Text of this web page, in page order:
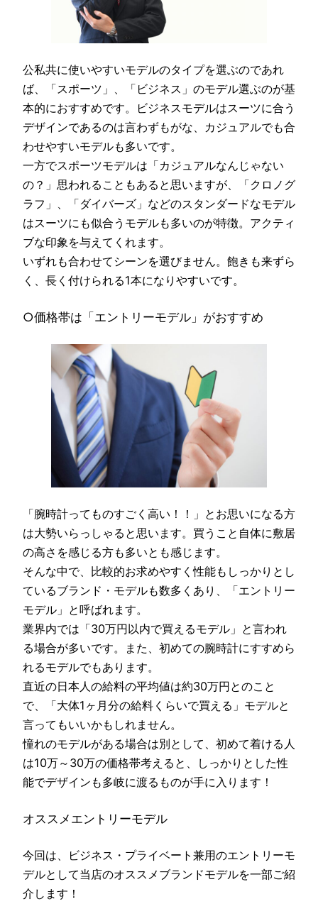
公私共に使いやすいモデルのタイプを選ぶのであれ
ば、「スポーツ」、「ビジネス」のモデル選ぶのが基
本的におすすめです。ビジネスモデルはスーツに合う
デザインであるのは言わずもがな、カジュアルでも合
わせやすいモデルも多いです。
一方でスポーツモデルは「カジュアルなんじゃない
の？」思われることもあると思いますが、「クロノグ
ラフ」、「ダイバーズ」などのスタンダードなモデル
はスーツにも似合うモデルも多いのが特徴。アクティ
ブな印象を与えてくれます。
いずれも合わせてシーンを選びません。飽きも来ずら
く、長く付けられる1本になりやすいです。
○価格帯は「エントリーモデル」がおすすめ
「腕時計ってものすごく高い！！」とお思いになる方
は大勢いらっしゃると思います。買うこと自体に敷居
の高さを感じる方も多いとも感じます。
そんな中で、比較的お求めやすく性能もしっかりとし
ているブランド・モデルも数多くあり、「エントリー
モデル」と呼ばれます。
業界内では「30万円以内で買えるモデル」と言われ
る場合が多いです。また、初めての腕時計にすすめら
れるモデルでもあります。
直近の日本人の給料の平均値は約30万円とのこと
で、「大体1ヶ月分の給料くらいで買える」モデルと
言ってもいいかもしれません。
憧れのモデルがある場合は別として、初めて着ける人
は10万～30万の価格帯考えると、しっかりとした性
能でデザインも多岐に渡るものが手に入ります！
オススメエントリーモデル
今回は、ビジネス・プライベート兼用のエントリーモ
デルとして当店のオススメブランドモデルを一部ご紹
介します！